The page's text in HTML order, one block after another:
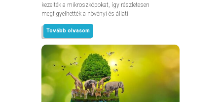
kezelték a mikroszkópokat, így részletesen
megfigyelhették a növényi és állati
Tovább olvasom